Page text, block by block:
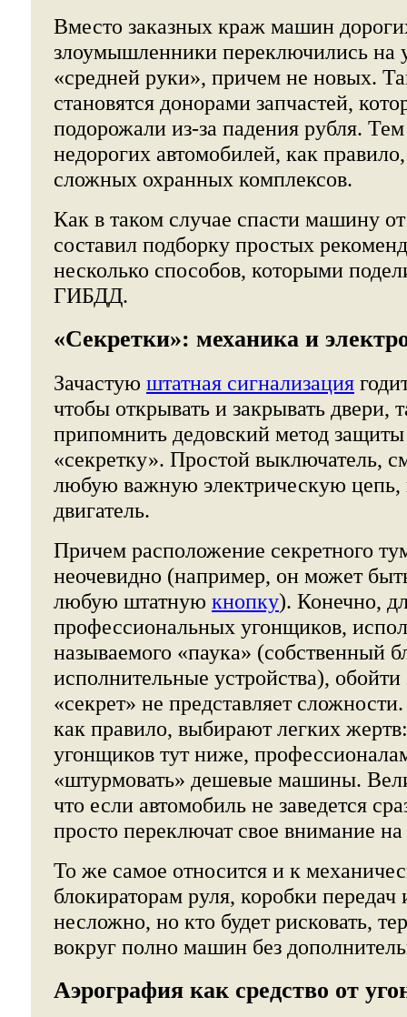
Вместо заказных краж машин
злоумышленники переключились на
«средней руки», причем не новых.
становятся донорами запчастей,
подорожали из-за падения рубля.
недорогих автомобилей, как
сложных охранных комплексов.
Как в таком случае спасти машину
составил подборку простых
несколько способов, которыми
ГИБДД.
«Секретки»: механика и
Зачастую штатная сигнализация
чтобы открывать и закрывать двери,
припомнить дедовский метод
«секретку». Простой выключатель,
любую важную электрическую цепь,
двигатель.
Причем расположение секретного
неочевидно (например, он может
любую штатную кнопку). Конечно,
профессиональных угонщиков,
называемого «паука» (собственный
исполнительные устройства),
«секрет» не представляет
как правило, выбирают легких
угонщиков тут ниже,
«штурмовать» дешевые машины.
что если автомобиль не заведется
просто переключат свое внимание
То же самое относится и к
блокираторам руля, коробки
несложно, но кто будет рисковать,
вокруг полно машин без
Аэрография как средство от